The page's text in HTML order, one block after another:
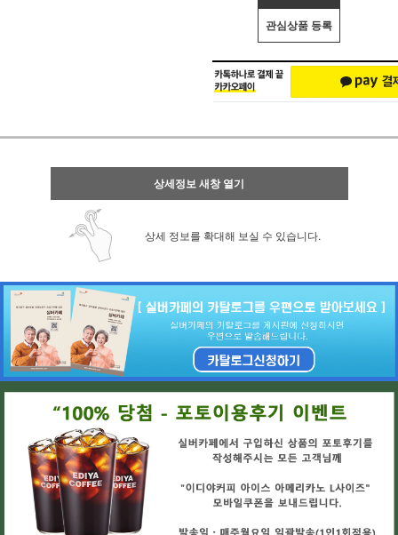
관심상품 등록
상세정보 새창 열기
상세 정보를 확대해 보실 수 있습니다.